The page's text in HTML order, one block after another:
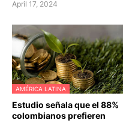
April 17, 2024
AMÉRICA LATINA
Estudio señala que el 88%
colombianos prefieren